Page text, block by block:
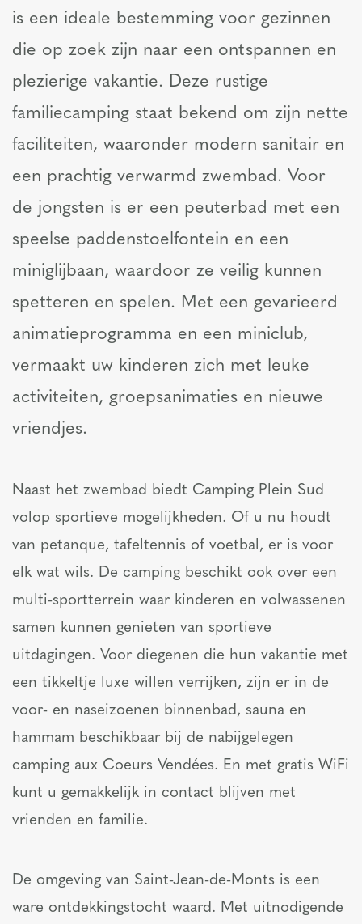
is een ideale bestemming voor gezinnen
die op zoek zijn naar een ontspannen en
plezierige vakantie. Deze rustige
familiecamping staat bekend om zijn nette
faciliteiten, waaronder modern sanitair en
een prachtig verwarmd zwembad. Voor
de jongsten is er een peuterbad met een
speelse paddenstoelfontein en een
miniglijbaan, waardoor ze veilig kunnen
spetteren en spelen. Met een gevarieerd
animatieprogramma en een miniclub,
vermaakt uw kinderen zich met leuke
activiteiten, groepsanimaties en nieuwe
vriendjes.
Naast het zwembad biedt Camping Plein Sud
volop sportieve mogelijkheden. Of u nu houdt
van petanque, tafeltennis of voetbal, er is voor
elk wat wils. De camping beschikt ook over een
multi-sportterrein waar kinderen en volwassenen
samen kunnen genieten van sportieve
uitdagingen. Voor diegenen die hun vakantie met
een tikkeltje luxe willen verrijken, zijn er in de
voor- en naseizoenen binnenbad, sauna en
hammam beschikbaar bij de nabijgelegen
camping aux Coeurs Vendées. En met gratis WiFi
kunt u gemakkelijk in contact blijven met
vrienden en familie.
De omgeving van Saint-Jean-de-Monts is een
ware ontdekkingstocht waard. Met uitnodigende